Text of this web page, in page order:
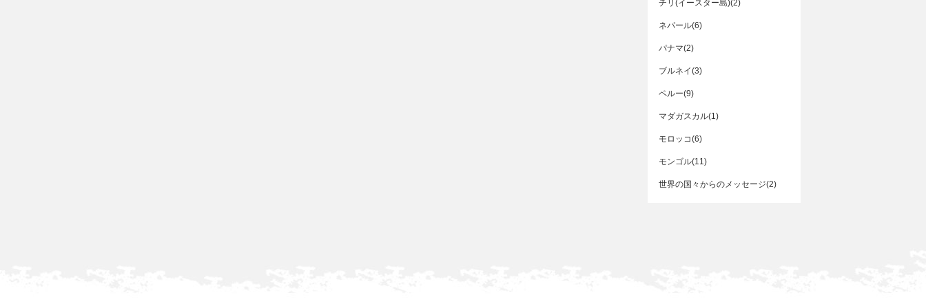
チリ(イースター島)(2)
ネパール(6)
パナマ(2)
ブルネイ(3)
ペルー(9)
マダガスカル(1)
モロッコ(6)
モンゴル(11)
世界の国々からのメッセージ(2)